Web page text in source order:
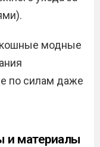
модные
по силам даже
и материалы